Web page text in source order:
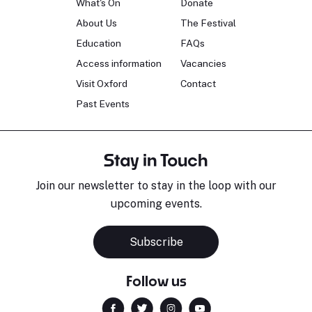
What's On
About Us
Education
Access information
Visit Oxford
Past Events
Donate
The Festival
FAQs
Vacancies
Contact
Stay in Touch
Join our newsletter to stay in the loop with our
upcoming events.
Subscribe
Follow us